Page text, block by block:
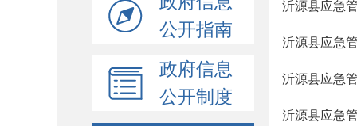
公开指南
政府信息
公开制度
沂源县应急
沂源县应急
沂源县应急
沂源县应急